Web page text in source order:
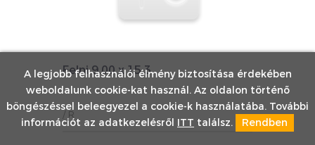
Felni 9.00 x 15.3
/ R
A legjobb felhasználói élmény biztosítása érdekében
weboldalunk cookie-kat használ. Az oldalon történő
böngészéssel beleegyezel a cookie-k használatába. További
információt az adatkezelésről ITT találsz. Rendben